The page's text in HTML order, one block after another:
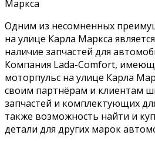
Одним из несомненных
на улице Карла Маркса
наличие запчастей для
Компания Lada-Comfort,
моторпульс на улице Карла
своим партнёрам и клиентам
запчастей и комплектующих
также возможность найти и
детали для других марок